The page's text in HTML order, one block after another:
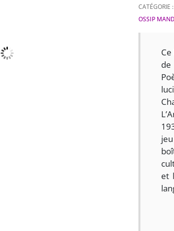
CATÉGORIE :
OSSIP
de
et